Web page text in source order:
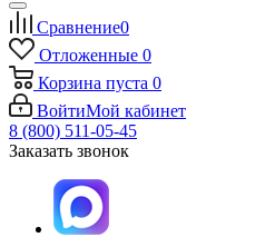
Сравнение0
Отложенные 0
Корзина пуста 0
ВойтиМой кабинет
8 (800) 511-05-45
Заказать звонок